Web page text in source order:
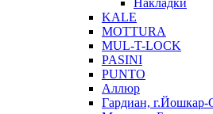
Накладки
KALE
MOTTURA
MUL-T-LOCK
PASINI
PUNTO
Аллюр
Гардиан, г.Йошкар-